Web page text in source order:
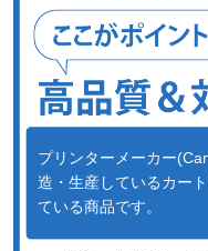
プリンターメーカー
造・生産しているカー
ている商品です。